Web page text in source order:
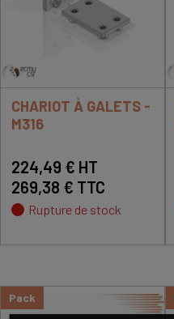
CHARIOT À GALETS -
M316
224,49 € HT
269,38 € TTC
Rupture de stock
Pack